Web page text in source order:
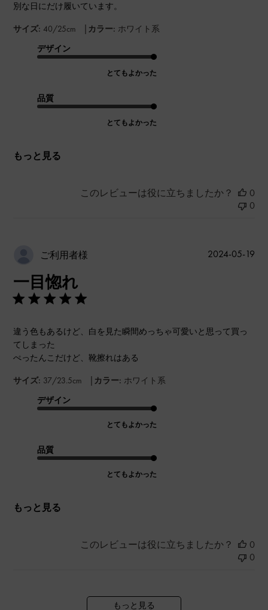
別な日にだけ履いています。
サイズ: 40/25cm | カラー: ホワイト系
デザイン
とてもよかった
品質
とてもよかった
もっと見る
このレビューは役に立ちましたか？
0
0
ご利用者様
一目惚れ
違う色もあるけど、白を見た瞬間めっちゃ可愛いと思って買っ
てしまった
ぺったんこだけど、靴擦れはある
サイズ: 37/23.5cm | カラー: ホワイト系
デザイン
とてもよかった
品質
とてもよかった
もっと見る
公
2024-05-19
このレビューは役に立ちましたか？
0
0
もっと見る